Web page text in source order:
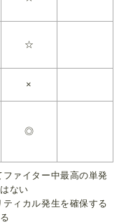
☆
×
◎
ァイター中最高の単発
ない
ィカル発生を確保する